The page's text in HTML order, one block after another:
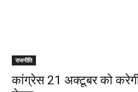
राजनीति
कांग्रेस 21 अक्टूबर को